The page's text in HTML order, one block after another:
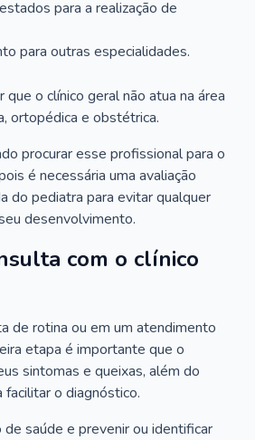
para a realização de
para outras especialidades.
o clínico geral não atua na área
ortopédica e obstétrica.
procurar esse profissional para o
é necessária uma avaliação
do pediatra para evitar qualquer
desenvolvimento.
com o clínico
de rotina ou em um atendimento
etapa é importante que o
sintomas e queixas, além do
facilitar o diagnóstico.
de saúde e prevenir ou identificar